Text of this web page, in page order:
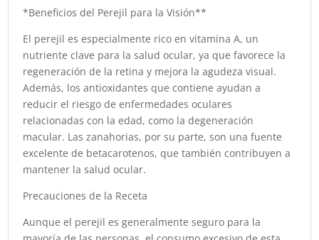
*Beneficios del Perejil para la Visión**
El perejil es especialmente rico en vitamina A, un
nutriente clave para la salud ocular, ya que favorece la
regeneración de la retina y mejora la agudeza visual.
Además, los antioxidantes que contiene ayudan a
reducir el riesgo de enfermedades oculares
relacionadas con la edad, como la degeneración
macular. Las zanahorias, por su parte, son una fuente
excelente de betacarotenos, que también contribuyen a
mantener la salud ocular.
Precauciones de la Receta
Aunque el perejil es generalmente seguro para la